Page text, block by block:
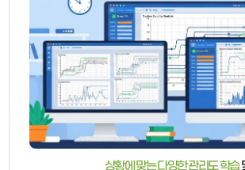
상황에 맞는 다양한 관리도 학습